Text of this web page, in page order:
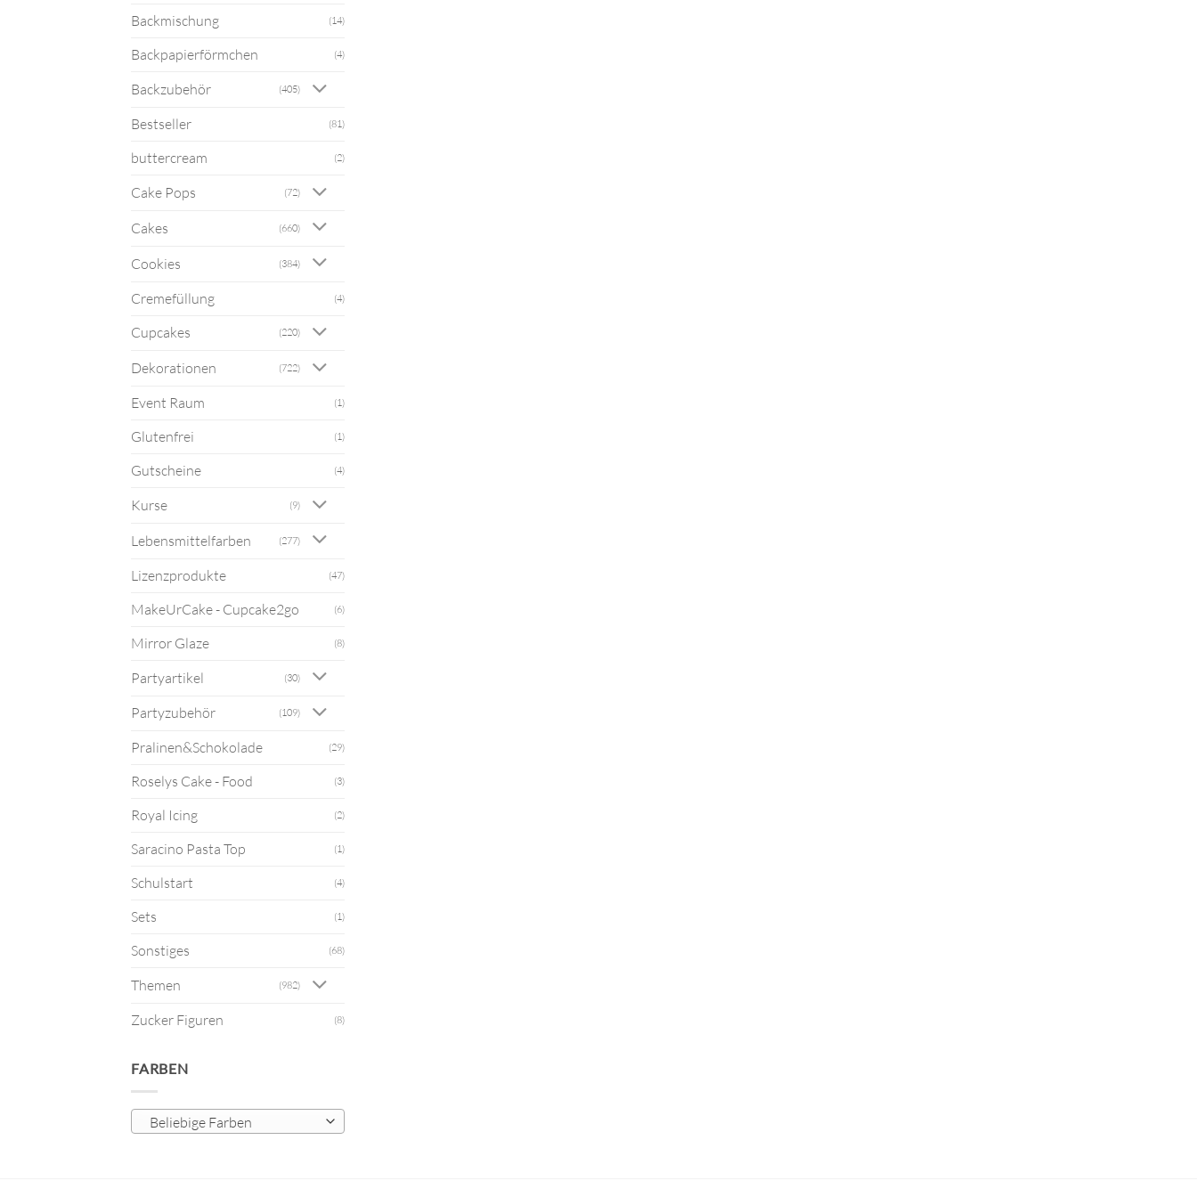
Backmischung (14)
Backpapierförmchen (4)
Backzubehör (405)
Bestseller (81)
buttercream (2)
Cake Pops (72)
Cakes (660)
Cookies (384)
Cremefüllung (4)
Cupcakes (220)
Dekorationen (722)
Event Raum (1)
Glutenfrei (1)
Gutscheine (4)
Kurse (9)
Lebensmittelfarben (277)
Lizenzprodukte (47)
MakeUrCake - Cupcake2go (6)
Mirror Glaze (8)
Partyartikel (30)
Partyzubehör (109)
Pralinen&Schokolade (29)
Roselys Cake - Food (3)
Royal Icing (2)
Saracino Pasta Top (1)
Schulstart (4)
Sets (1)
Sonstiges (68)
Themen (982)
Zucker Figuren (8)
FARBEN
Beliebige Farben